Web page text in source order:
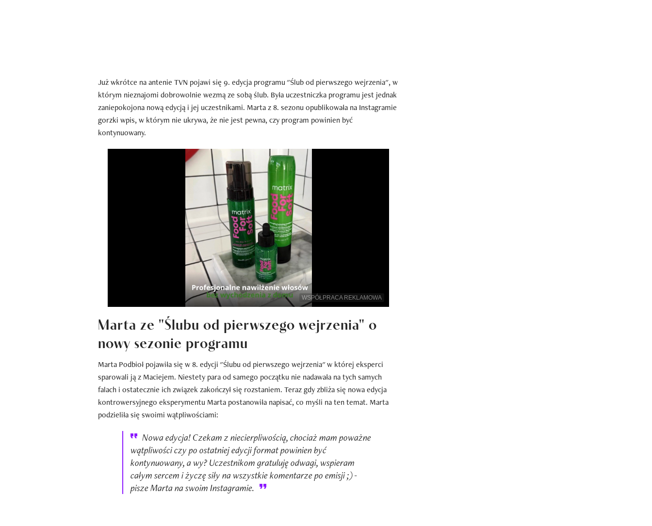
Już wkrótce na antenie TVN pojawi się 9. edycja programu "Ślub od pierwszego wejrzenia", w
którym nieznajomi dobrowolnie wezmą ze sobą ślub. Była uczestniczka programu jest jednak
zaniepokojona nową edycją i jej uczestnikami. Marta z 8. sezonu opublikowała na Instagramie
gorzki wpis, w którym nie ukrywa, że nie jest pewna, czy program powinien być
kontynuowany.
WSPÓŁPRACA REKLAMOWA
Marta ze "Ślubu od pierwszego wejrzenia" o
nowy sezonie programu
Marta Podbioł pojawiła się w 8. edycji "Ślubu od pierwszego wejrzenia" w której eksperci
sparowali ją z Maciejem. Niestety para od samego początku nie nadawała na tych samych
falach i ostatecznie ich związek zakończył się rozstaniem. Teraz gdy zbliża się nowa edycja
kontrowersyjnego eksperymentu Marta postanowiła napisać, co myśli na ten temat. Marta
podzieliła się swoimi wątpliwościami:
Nowa edycja! Czekam z niecierpliwością, chociaż mam poważne
wątpliwości czy po ostatniej edycji format powinien być
kontynuowany, a wy? Uczestnikom gratuluję odwagi, wspieram
całym sercem i życzę siły na wszystkie komentarze po emisji ;) -
pisze Marta na swoim Instagramie.